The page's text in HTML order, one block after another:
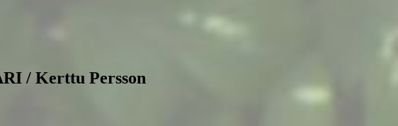
/ Kerttu Persson